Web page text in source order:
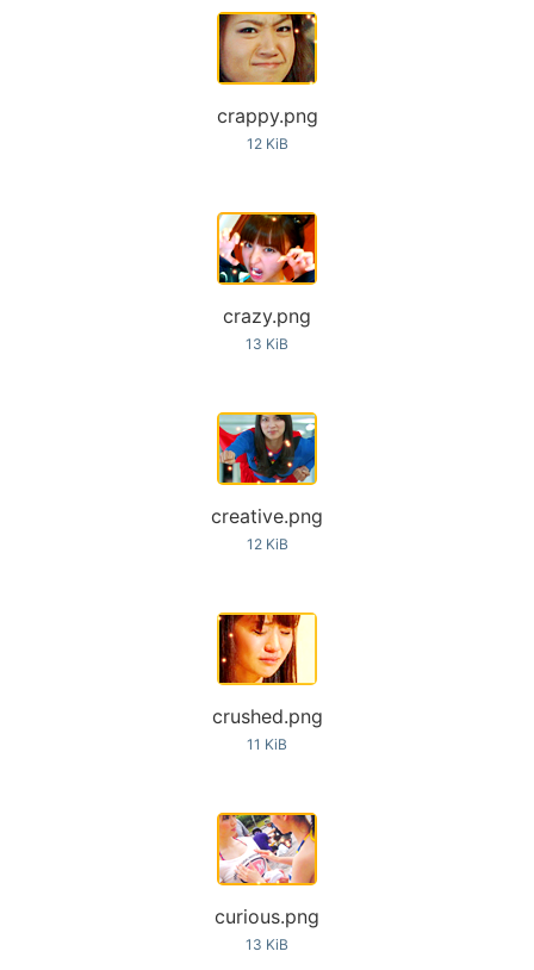
crappy.png
12 KiB
crazy.png
13 KiB
creative.png
12 KiB
crushed.png
11 KiB
curious.png
13 KiB